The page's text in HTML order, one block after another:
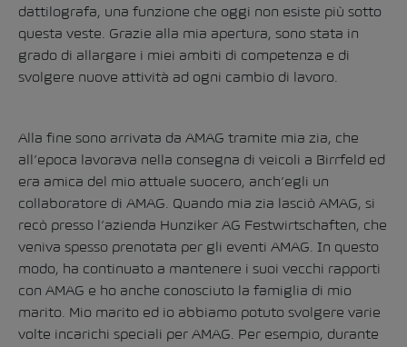
dattilografa, una funzione che oggi non esiste più sotto
questa veste. Grazie alla mia apertura, sono stata in
grado di allargare i miei ambiti di competenza e di
svolgere nuove attività ad ogni cambio di lavoro.
Alla fine sono arrivata da AMAG tramite mia zia, che
all’epoca lavorava nella consegna di veicoli a Birrfeld ed
era amica del mio attuale suocero, anch’egli un
collaboratore di AMAG. Quando mia zia lasciò AMAG, si
recò presso l’azienda Hunziker AG Festwirtschaften, che
veniva spesso prenotata per gli eventi AMAG. In questo
modo, ha continuato a mantenere i suoi vecchi rapporti
con AMAG e ho anche conosciuto la famiglia di mio
marito. Mio marito ed io abbiamo potuto svolgere varie
volte incarichi speciali per AMAG. Per esempio, durante